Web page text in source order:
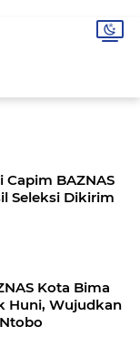
Capim BAZNAS
Seleksi Dikirim
Kota Bima
Huni, Wujudkan